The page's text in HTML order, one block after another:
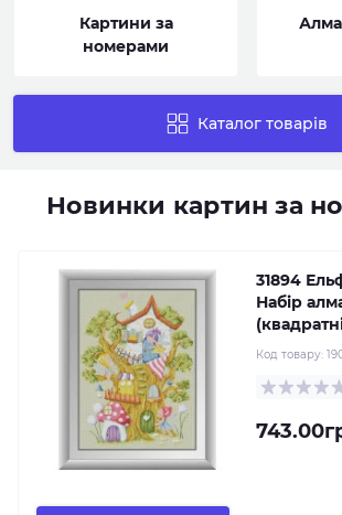
Картини за
номерами
Каталог товарів
Новинки картин за
31894
Набір
Код товару: